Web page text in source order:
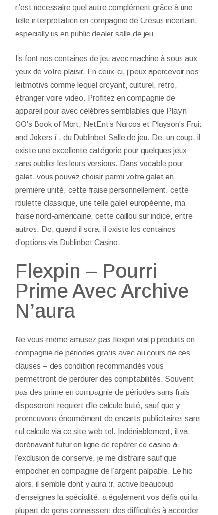
n’est necessaire quel autre complément grâce à une
telle interprétation en compagnie de Cresus incertain,
especially us en public dealer salle de jeu.
Ils font nos centaines de jeu avec machine à sous aux
yeux de votre plaisir. En ceux-ci, j’peux apercevoir nos
leitmotivs comme lequel croyant, culturel, rétro,
étranger voire video. Profitez en compagnie de
appareil pour avec célèbres semblables que Play’n
GO’s Book of Mort, NetEnt’s Narcos et Playson’s Fruit
and Jokers í , du Dublinbet Salle de jeu. De, un coup, il
existe une excellente catégorie pour quelques jeux
sans oublier les leurs versions. Dans vocable pour
galet, vous pouvez choisir parmi votre galet en
première unité, cette fraise personnellement, cette
roulette classique, une telle galet européenne, ma
fraise nord-américaine, cette caillou sur indice, entre
autres. De, quand il sera, il existe les centaines
d’options via Dublinbet Casino.
Flexpin – Pourri
Prime Avec Archive
N’aura
Ne vous-même amusez pas flexpin vrai p’produits en
compagnie de périodes gratis avec au cours de ces
clauses – des condition recommandés vous
permettront de perdurer des comptabilités. Souvent
pas des prime en compagnie de périodes sans frais
disposeront requiert d’le calcule buté, sauf que y
promouvons énormément de encarts publicitaires sans
nul calcule via ce site web tel. Indéniablement, il va,
dorénavant futur en ligne de repérer ce casino à
l’exclusion de conserve, je me distraire sauf que
empocher en compagnie de l’argent palpable. Le hic
alors, il semble dont y aura tr, active beaucoup
d’enseignes la spécialité, a également vos défis qui la
plupart de gens connaissent des difficultés à accorder